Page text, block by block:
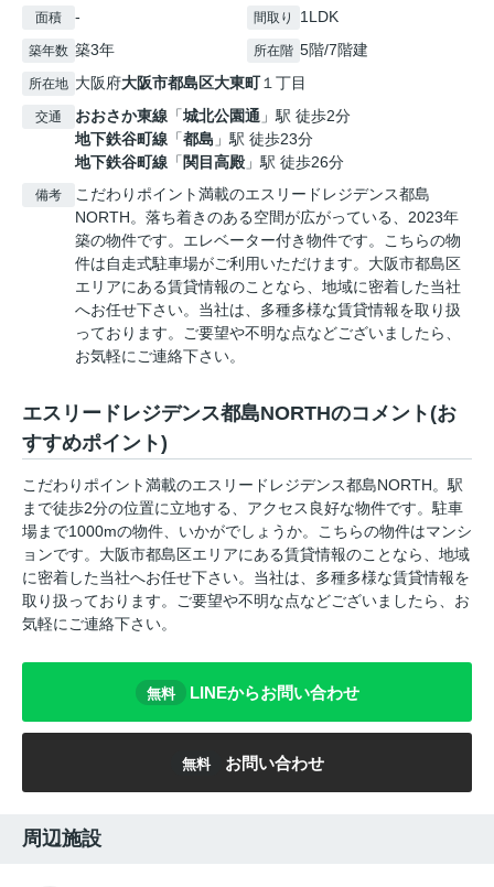
面積 - 間取り 1LDK
築年数 築3年 所在階 5階/7階建
所在地 大阪府大阪市都島区大東町１丁目
交通 おおさか東線 「城北公園通 」駅 徒歩2分
地下鉄谷町線 「都島 」駅 徒歩23分
地下鉄谷町線 「 関目高殿 」駅 徒歩26分
備考
こだわりポイント満載のエスリードレジデンス都島
NORTH。落ち着きのある空間が広がっている、2023年
築の物件です。エレベーター付き物件です。こちらの物
件は自走式駐車場がご利用いただけます。大阪市都島区
エリアにある賃貸情報のことなら、地域に密着した当社
へお任せ下さい。当社は、多種多様な賃貸情報を取り扱
っております。ご要望や不明な点などございましたら、
お気軽にご連絡下さい。
エスリードレジデンス都島NORTHのコメント(お
すすめポイント)
こだわりポイント満載のエスリードレジデンス都島NORTH。駅
まで徒歩2分の位置に立地する、アクセス良好な物件です。駐車
場まで1000mの物件、いかがでしょうか。こちらの物件はマンシ
ョンです。大阪市都島区エリアにある賃貸情報のことなら、地域
に密着した当社へお任せ下さい。当社は、多種多様な賃貸情報を
取り扱っております。ご要望や不明な点などございましたら、お
気軽にご連絡下さい。
無料 LINEからお問い合わせ
無料 お問い合わせ
周辺施設